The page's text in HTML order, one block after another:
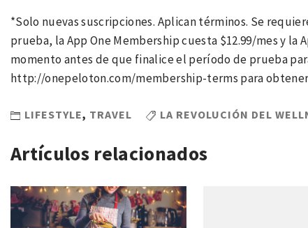
*Solo nuevas suscripciones. Aplican términos. Se
prueba, la App One Membership cuesta $12.99/mes y la
momento antes de que finalice el período de prueba
http://onepeloton.com/membership-terms para
LIFESTYLE, TRAVEL LA REVOLUCIÓN DEL
Artículos relacionados